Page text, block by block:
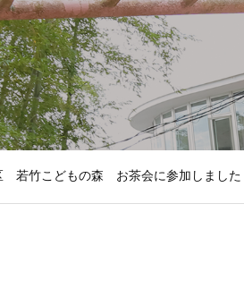
若竹幼稚園
若竹こどもの森
若竹こどもの森 お茶会に参加しました